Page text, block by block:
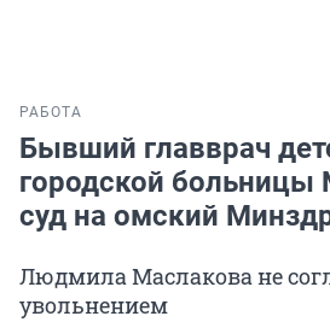
РАБОТА
Бывший главврач
городской больницы
суд на омский
Людмила Маслакова не
увольнением